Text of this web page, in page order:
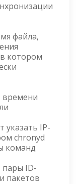
файла,
котором
времени
указать IP-
chronyd
команд
ID-
пакетов